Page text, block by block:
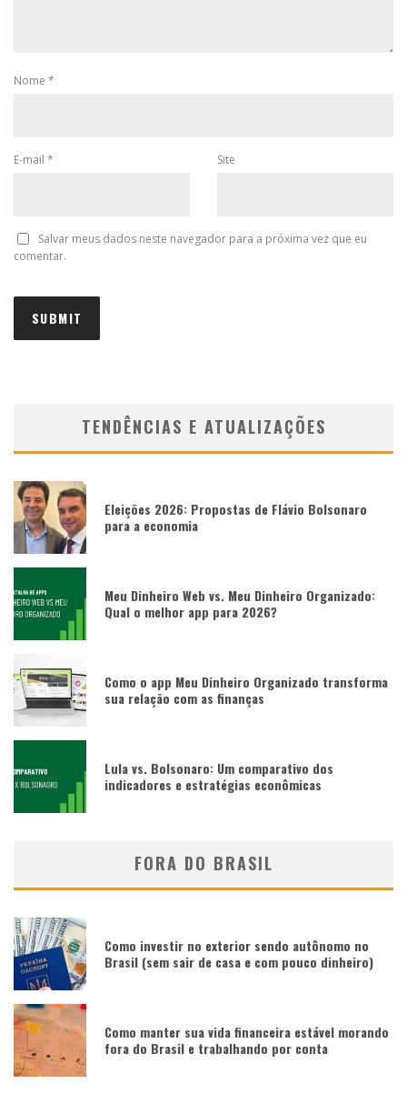
Nome *
E-mail * Site
Salvar meus dados neste navegador para a próxima vez que eu
comentar.
TENDÊNCIAS E ATUALIZAÇÕES
Eleições 2026: Propostas de Flávio Bolsonaro
para a economia
Meu Dinheiro Web vs. Meu Dinheiro Organizado:
Qual o melhor app para 2026?
Como o app Meu Dinheiro Organizado transforma
sua relação com as finanças
Lula vs. Bolsonaro: Um comparativo dos
indicadores e estratégias econômicas
FORA DO BRASIL
Como investir no exterior sendo autônomo no
Brasil (sem sair de casa e com pouco dinheiro)
Como manter sua vida financeira estável morando
fora do Brasil e trabalhando por conta